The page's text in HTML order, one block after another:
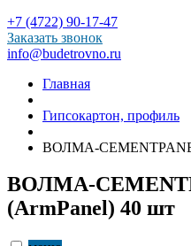
+7 (4722) 90-17-47
Заказать звонок
info@budetrovno.ru
Главная
Гипсокартон, профиль
ВОЛМА-
ВОЛМА-
(ArmPanel) 40 шт